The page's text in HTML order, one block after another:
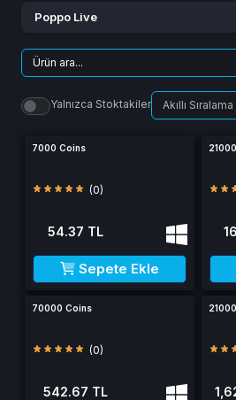
Poppo Live
Yalnızca Stoktakiler
7000 Coins
(0)
54.37 TL
Sepete Ekle
70000 Coins
(0)
542.67 TL